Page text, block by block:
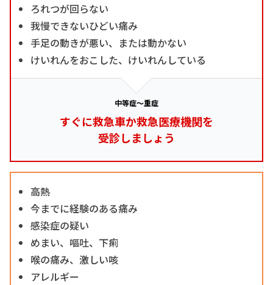
ろれつが回らない
我慢できないひどい痛み
手足の動きが悪い、または動かない
けいれんをおこした、けいれんしている
中等症～重症
すぐに救急車か救急医療機関を
受診しましょう
高熱
今までに経験のある痛み
感染症の疑い
めまい、嘔吐、下痢
喉の痛み、激しい咳
アレルギー